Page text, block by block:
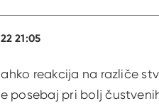
21:05
reakcija na različe
posebaj pri bolj